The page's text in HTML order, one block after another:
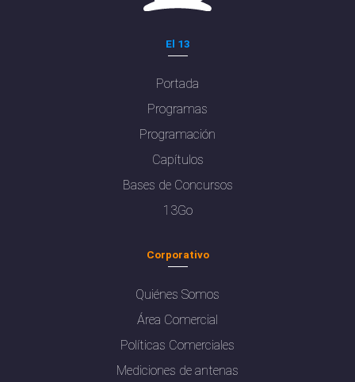
El 13
Portada
Programas
Programación
Capítulos
Bases de Concursos
13Go
Corporativo
Quiénes Somos
Área Comercial
Políticas Comerciales
Mediciones de antenas